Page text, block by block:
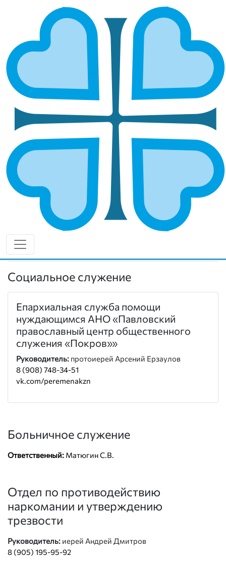
ВЫКСУНСКАЯ И ПАВЛОВСКАЯ
ГЛАВНАЯ МИТРОПОЛИИ ВЫКСУНСКАЯ И ПАВЛОВСКАЯ
Епархией управляет епископ Выксунский и
Павловский Гедеон.
Социальный отдел епархии
Руководитель:
Матюгин С.В.
8 (83177) 6-55-88
vk.com/blagovyksa
ОСНОВНЫЕ НАПРАВЛЕНИЯ
РАБОТЫ
Социальное служение
Епархиальная служба помощи
нуждающимся АНО «Павловский
православный центр общественного
служения «Покров»»
Руководитель: протоиерей Арсений Ерзаулов
8 (908) 748-34-51
vk.com/peremenakzn
Больничное служение
Ответственный: Матюгин С.В.
Отдел по противодействию
наркомании и утверждению
трезвости
Руководитель: иерей Андрей Дмитров
8 (905) 195-95-92